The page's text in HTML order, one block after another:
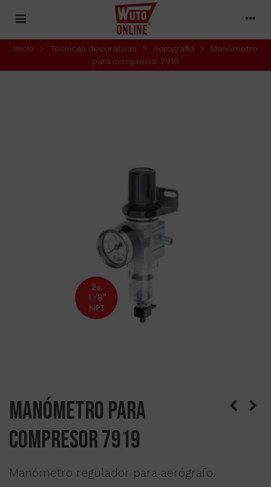
Inicio > Técnicas decorativas > Aerografía >
Manómetro
para compresor 7919
Manómetro para
compresor 7919
Manómetro regulador para aerógrafo.